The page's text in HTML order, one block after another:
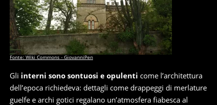
Fonte: Wiki Commons - GiovanniPen
Gli interni sono sontuosi e opulenti come l’architettura
dell’epoca richiedeva: dettagli come drappeggi di merlature
guelfe e archi gotici regalano un’atmosfera fiabesca al